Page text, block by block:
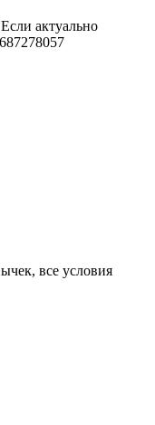
актуально
все условия